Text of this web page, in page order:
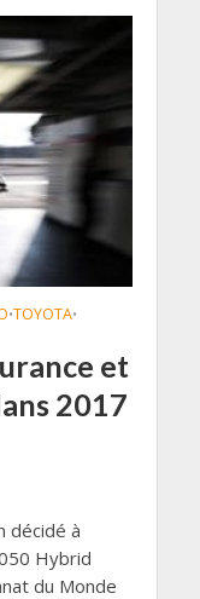
•TOYOTA•
et
2017
décidé à
Hybrid
du Monde